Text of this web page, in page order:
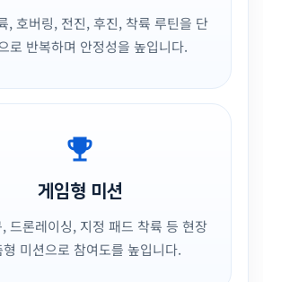
, 호버링, 전진, 후진, 착륙 루틴을 단
로 반복하며 안정성을 높입니다.
emoji_events
게임형 미션
드론레이싱, 지정 패드 착륙 등 현장
형 미션으로 참여도를 높입니다.